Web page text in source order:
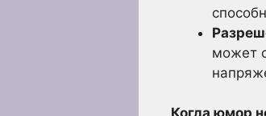
может
Когда юмор